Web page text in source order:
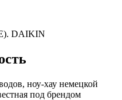
DAIKIN
ноу-хау немецкой
под брендом